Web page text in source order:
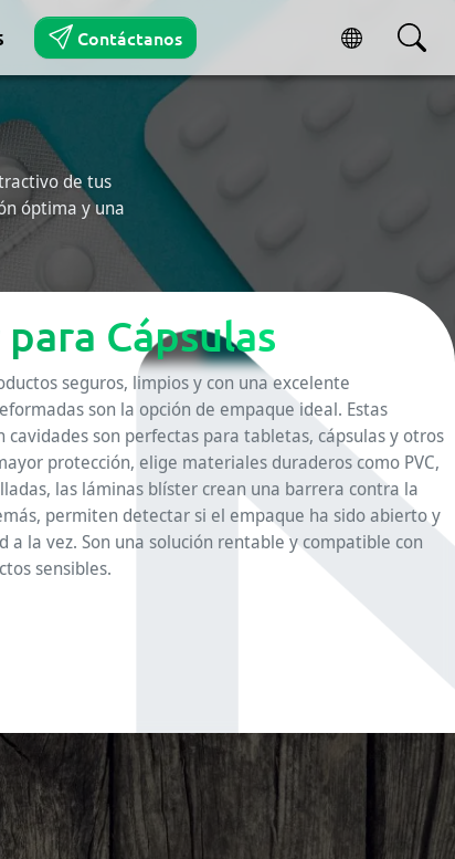
Contáctanos
de tus
óptima y una
Cápsulas
seguros, limpios y con una excelente
son la opción de empaque ideal. Estas
cavidades son perfectas para tabletas, cápsulas y otros
protección, elige materiales duraderos como PVC,
las láminas blíster crean una barrera contra la
permiten detectar si el empaque ha sido abierto y
la vez. Son una solución rentable y compatible con
sensibles.